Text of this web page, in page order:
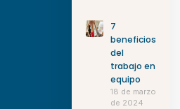
7
beneficios
del
trabajo en
equipo
18 de marzo
de 2024